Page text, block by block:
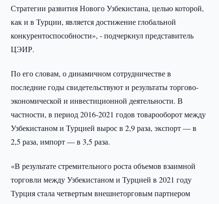
Стратегии развития Нового Узбекистана, целью которой,
как и в Турции, является достижение глобальной
конкурентоспособности», - подчеркнул представитель
ЦЭИР.
По его словам, о динамичном сотрудничестве в
последние годы свидетельствуют и результаты торгово-
экономической и инвестиционной деятельности. В
частности, в период 2016-2021 годов товарооборот между
Узбекистаном и Турцией вырос в 2,9 раза, экспорт — в
2,5 раза, импорт — в 3,5 раза.
«В результате стремительного роста объемов взаимной
торговли между Узбекистаном и Турцией в 2021 году
Турция стала четвертым внешнеторговым партнером